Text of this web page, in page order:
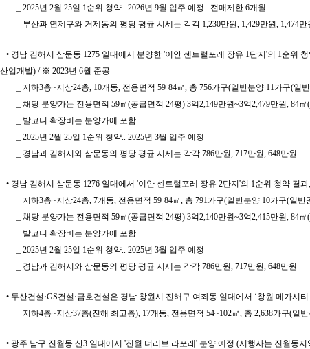
_ 2025년 2월 25일 1순위 청약.. 2026년 9월 입주 예정.. 전매제한 6개월
_ 부산과 연제구와 거제동의 평당 평균 시세는 각각 1,230만원, 1,429만원, 1,474만
• 경남 김해시 삼문동 1275 일대에서 분양한 '이안 센트럴포레 장유 1단지'의 1순위
산업개발) / ※ 2023년 6월 준공
_ 지하3층~지상24층, 10개동, 전용면적 59·84㎡, 총 756가구(일반분양 11가구(일
_ 채당 분양가는 전용면적 59㎡(공급면적 24평) 3억2,149만원~3억2,479만원, 84
_ 발코니 확장비는 분양가에 포함
_ 2025년 2월 25일 1순위 청약.. 2025년 3월 입주 예정
_ 경남과 김해시와 삼문동의 평당 평균 시세는 각각 786만원, 717만원, 648만원
• 경남 김해시 삼문동 1276 일대에서 '이안 센트럴포레 장유 2단지'의 1순위 청약
_ 지하3층~지상24층, 7개동, 전용면적 59·84㎡, 총 791가구(일반분양 10가구(일
_ 채당 분양가는 전용면적 59㎡(공급면적 24평) 3억2,140만원~3억2,415만원, 84
_ 발코니 확장비는 분양가에 포함
_ 2025년 2월 25일 1순위 청약.. 2025년 3월 입주 예정
_ 경남과 김해시와 삼문동의 평당 평균 시세는 각각 786만원, 717만원, 648만원
• 두산건설·GS건설·금호건설은 경남 창원시 진해구 여좌동 일대에서 ‘창원 메가시
_ 지하4층~지상37층(진해 최고층), 17개동, 전용면적 54~102㎡, 총 2,638가구(일
• 광주 남구 진월동 산3 일대에서 '진월 더리브 라포레' 분양 예정 (시행사는 진월동